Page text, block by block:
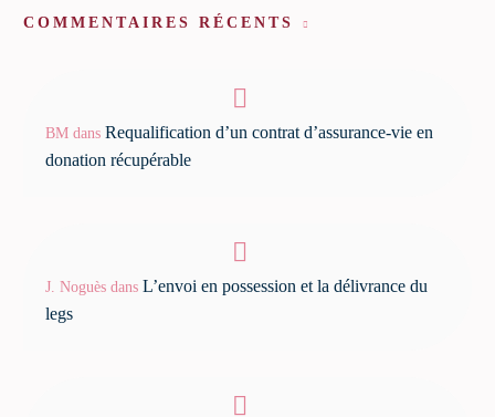
COMMENTAIRES RÉCENTS
BM dans Requalification d’un contrat d’assurance-vie en
donation récupérable
J. Noguès dans L’envoi en possession et la délivrance du
legs